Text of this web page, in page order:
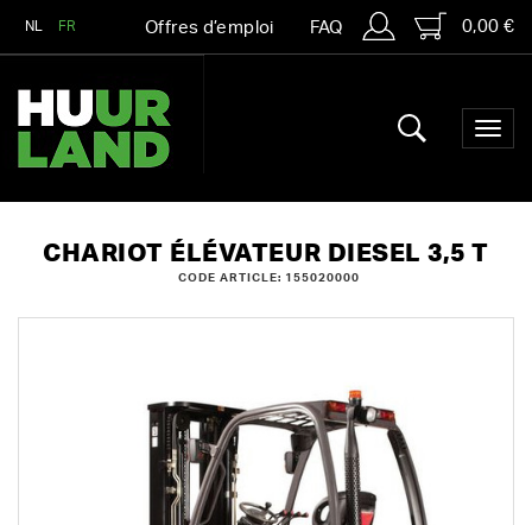
NL FR Offres d’emploi FAQ 0,00 €
CHARIOT ÉLÉVATEUR DIESEL 3,5 T
CODE ARTICLE: 155020000